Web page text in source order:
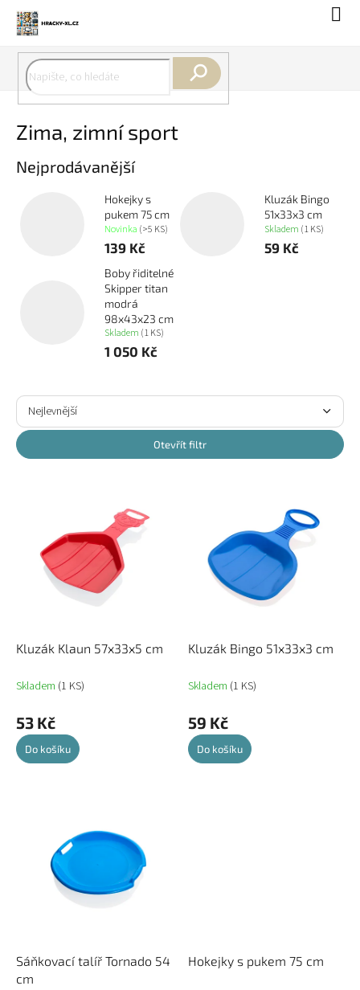
obsah
Zima, zimní sport
Nejprodávanější
Hokejky s
pukem 75 cm
Novinka (>5 KS)
139 Kč
Kluzák Bingo
51x33x3 cm
Skladem (1 KS)
59 Kč
Boby řiditelné
Skipper titan
modrá
98x43x23 cm
Skladem (1 KS)
1 050 Kč
Ř
z
e
n
Nejlevnější
Otevřít filtr
u
k
ů
Kluzák Klaun 57x33x5 cm
Skladem (1 KS)
53 Kč
Do košíku
Kluzák Bingo 51x33x3 cm
Skladem (1 KS)
59 Kč
Do košíku
Sáňkovací talíř Tornado 54
cm
Hokejky s pukem 75 cm